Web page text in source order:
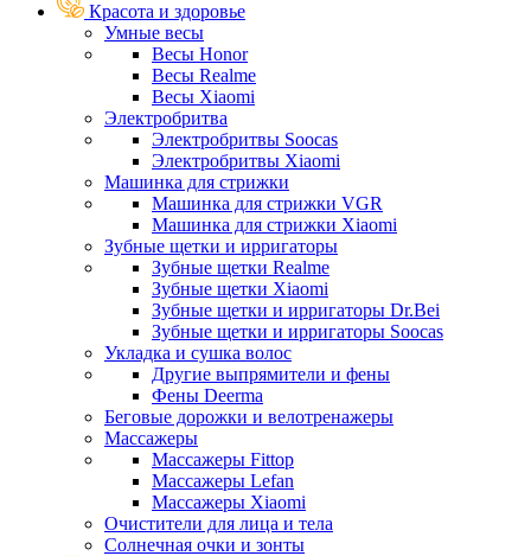
Красота и здоровье
Умные весы
Весы Honor
Весы Realme
Весы Xiaomi
Электробритва
Электробритвы Soocas
Электробритвы Xiaomi
Машинка для стрижки
Машинка для стрижки VGR
Машинка для стрижки Xiaomi
Зубные щетки и ирригаторы
Зубные щетки Realme
Зубные щетки Xiaomi
Зубные щетки и ирригаторы Dr.Bei
Зубные щетки и ирригаторы Soocas
Укладка и сушка волос
Другие выпрямители и фены
Фены Deerma
Беговые дорожки и велотренажеры
Массажеры
Массажеры Fittop
Массажеры Lefan
Массажеры Xiaomi
Очистители для лица и тела
Солнечная очки и зонты